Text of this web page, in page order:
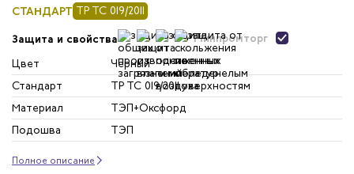
СТАНДАРТ ТР ТС 019/2011
Защита и свойства Минпромторг
Цвет
Черный
Стандарт
ТР ТС 019/2011
Материал
ТЭП+Оксфорд
Подошва
ТЭП
Полное описание